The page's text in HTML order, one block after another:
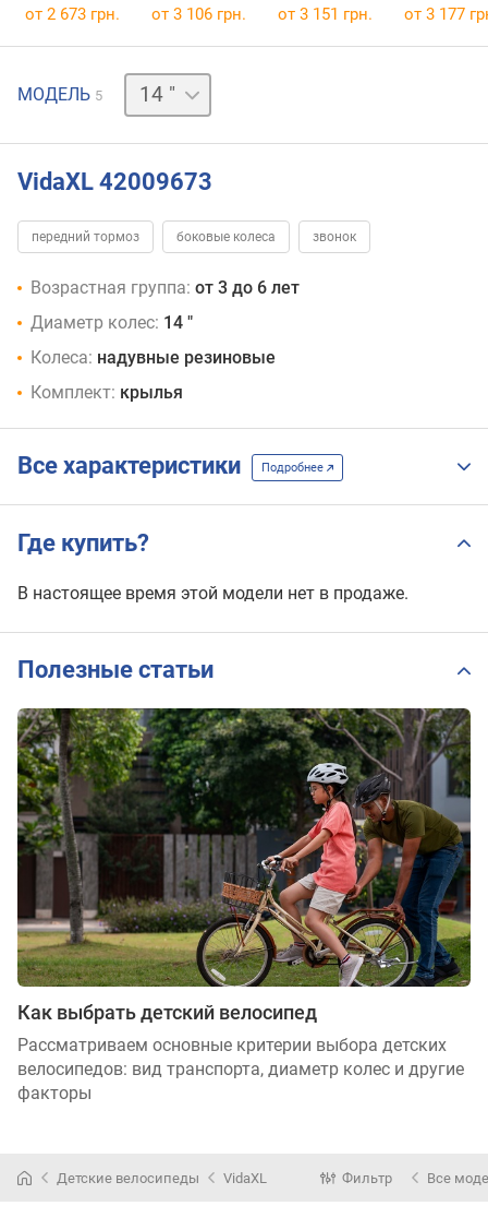
от 2 673 грн. от 3 106 грн. от 3 151 грн. от 3 177
МОДЕЛЬ 5
12 "
16 "
VidaXL 42009673
передний тормоз боковые колеса звонок
Возрастная группа: от 3 до 6 лет
Диаметр колес: 14 "
Колеса: надувные резиновые
Комплект: крылья
Все характеристики Подробнее
Где купить?
В настоящее время этой модели нет в продаже.
Полезные статьи
Как выбрать детский велосипед
Рассматриваем основные критерии выбора детских
велосипедов: вид транспорта, диаметр колес и другие
факторы
Детские велосипеды VidaXL Фильтр Все